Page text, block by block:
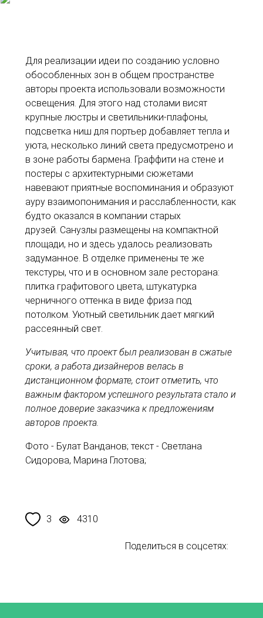
Для реализации идеи по созданию условно
обособленных зон в общем пространстве
авторы проекта использовали возможности
освещения. Для этого над столами висят
крупные люстры и светильники-плафоны,
подсветка ниш для портьер добавляет тепла и
уюта, несколько линий света предусмотрено и
в зоне работы бармена. Граффити на стене и
постеры с архитектурными сюжетами
навевают приятные воспоминания и образуют
ауру взаимопонимания и расслабленности, как
будто оказался в компании старых
друзей. Санузлы размещены на компактной
площади, но и здесь удалось реализовать
задуманное. В отделке применены те же
текстуры, что и в основном зале ресторана:
плитка графитового цвета, штукатурка
черничного оттенка в виде фриза под
потолком. Уютный светильник дает мягкий
рассеянный свет.
Учитывая, что проект был реализован в сжатые
сроки, а работа дизайнеров велась в
дистанционном формате, стоит отметить, что
важным фактором успешного результата стало и
полное доверие заказчика к предложениям
авторов проекта.
Фото - Булат Ванданов; текст - Светлана
Сидорова, Марина Глотова;
3 4310
Поделиться в соцсетях: